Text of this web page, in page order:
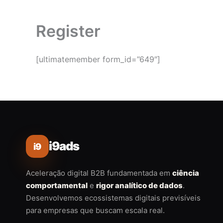
Register
[ultimatemember form_id=”649″]
i9 i9ads
Aceleração digital B2B fundamentada em ciência
comportamental e rigor analítico de dados.
Desenvolvemos ecossistemas digitais previsíveis
para empresas que buscam escala real.